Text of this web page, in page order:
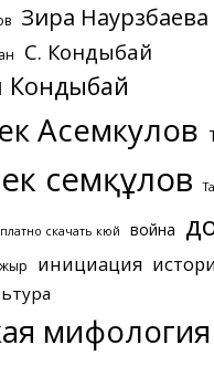
Зира Наурзбаева
С. Кондыбай
Кондыбай
Асемкулов
Әсемқұлов
скачать кюй война
жыр инициация
мифология